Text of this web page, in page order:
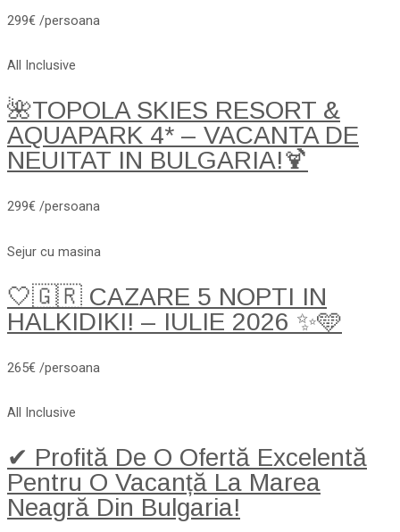
299€ /persoana
All Inclusive
🌺TOPOLA SKIES RESORT &
AQUAPARK 4* – VACANTA DE
NEUITAT IN BULGARIA!🍹
299€ /persoana
Sejur cu masina
🤍🇬🇷 CAZARE 5 NOPTI IN
HALKIDIKI! – IULIE 2026 ✨🩵
265€ /persoana
All Inclusive
✔ Profită De O Ofertă Excelentă
Pentru O Vacanță La Marea
Neagră Din Bulgaria!